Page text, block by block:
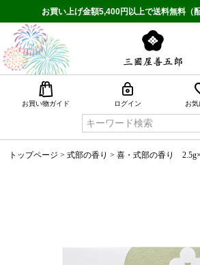
お買い上げ金額5,400円以上で送料無料（
お買い物ガイド ログイン お気
トップページ 式部の香り 喜・式部の香り